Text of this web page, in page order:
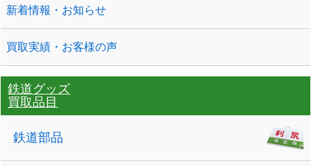
新着情報・お知らせ
買取実績・お客様の声
鉄道グッズ
買取品目
鉄道部品